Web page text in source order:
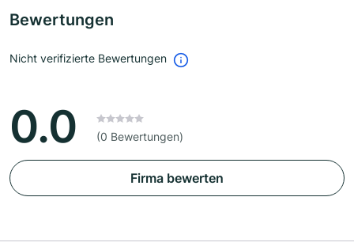
Bewertungen
Nicht verifizierte Bewertungen
0.0 (0 Bewertungen)
Firma bewerten